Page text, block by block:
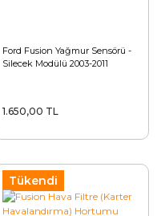
Ford Fusion Yağmur Sensörü -
Silecek Modülü 2003-2011
1.650,00 TL
Tükendi